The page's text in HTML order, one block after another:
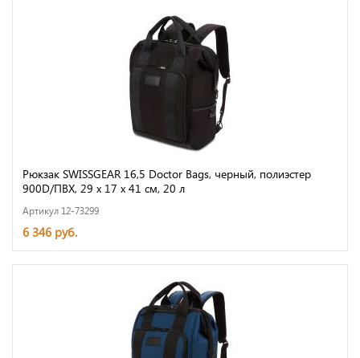
Рюкзак SWISSGEAR 16,5 Doctor Bags, черный, полиэстер
900D/ПВХ, 29 x 17 x 41 см, 20 л
Артикул 12-73299
6 346 руб.